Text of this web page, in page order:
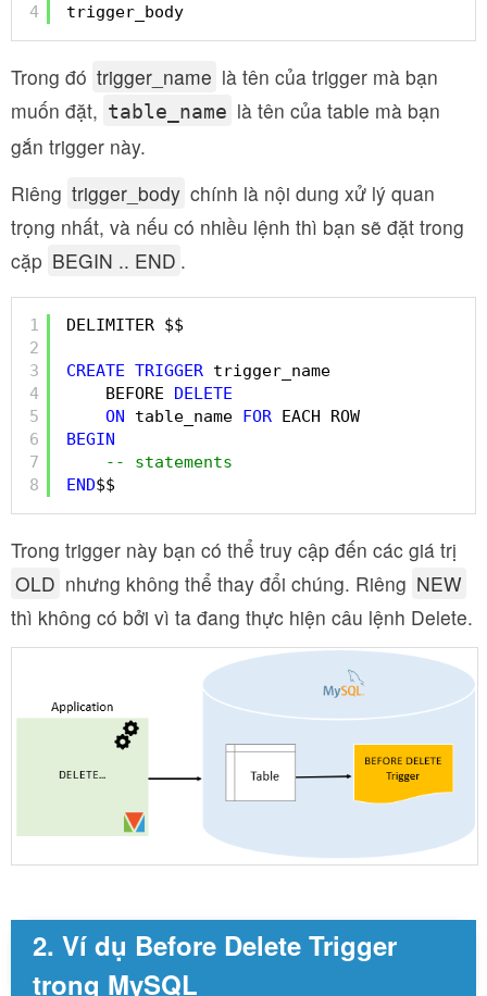
4
trigger_body
Trong đó trigger_name là tên của trigger mà bạn
muốn đặt, table_name là tên của table mà bạn
gắn trigger này.
Riêng trigger_body chính là nội dung xử lý quan
trọng nhất, và nếu có nhiều lệnh thì bạn sẽ đặt trong
cặp BEGIN .. END .
1
2
3
4
5
6
7
8
DELIMITER $$
CREATE TRIGGER trigger_name
BEFORE DELETE
ON
table_name FOR EACH ROW
BEGIN
-- statements
END$$
Trong trigger này bạn có thể truy cập đến các giá trị
OLD nhưng không thể thay đổi chúng. Riêng NEW
thì không có bởi vì ta đang thực hiện câu lệnh Delete.
2. Ví dụ Before Delete Trigger
trong MySQL